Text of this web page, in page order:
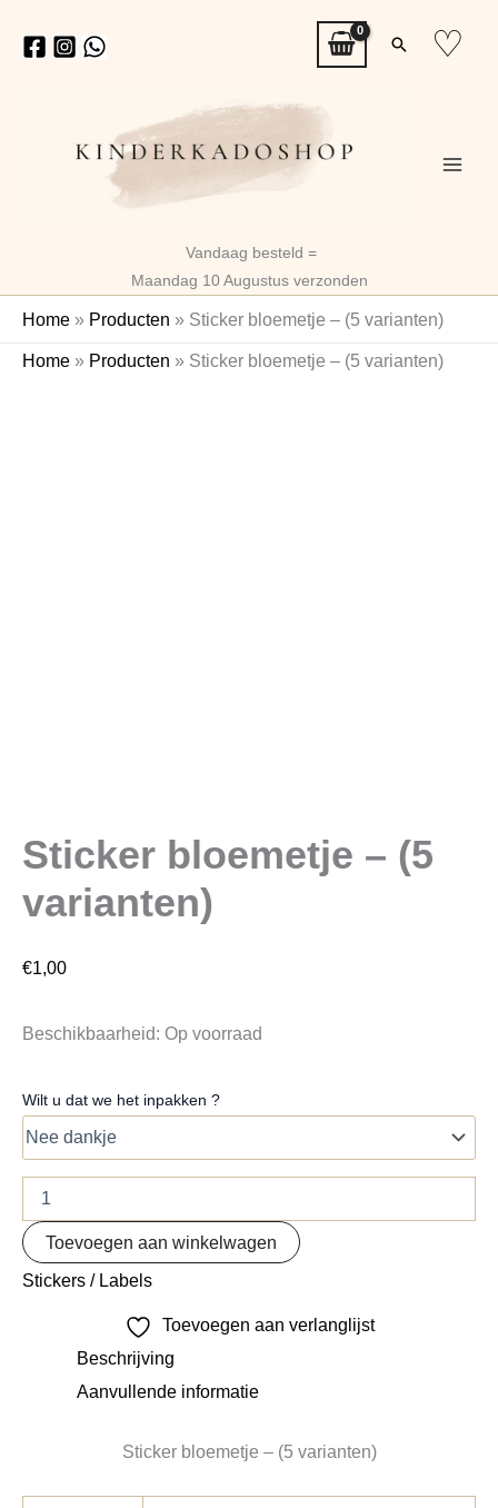
naar
Zoeken
♡
Vandaag besteld =
Maandag 10 Augustus verzonden
Home » Producten » Sticker bloemetje – (5 varianten)
Home » Producten » Sticker bloemetje – (5 varianten)
Sticker bloemetje – (5
varianten)
€1,00
Beschikbaarheid: Op voorraad
Wilt u dat we het inpakken ?
Sticker
Toevoegen aan winkelwagen
Stickers / Labels
Toevoegen aan verlanglijst
Beschrijving
Aanvullende informatie
Sticker bloemetje – (5 varianten)